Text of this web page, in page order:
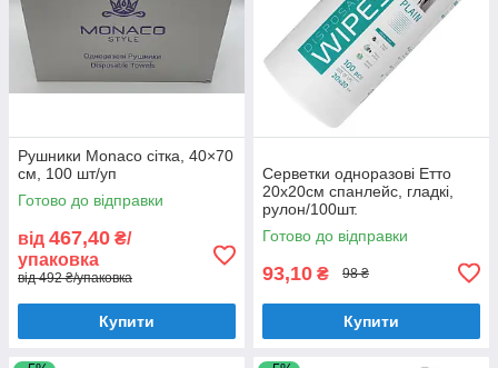
Рушники Monaco сітка, 40×70
см, 100 шт/уп
Готово до відправки
від 467,40 ₴/
упаковка
від 492 ₴/упаковка
Купити
Серветки одноразові Етто
20х20см спанлейс, гладкі,
рулон/100шт.
Готово до відправки
93,10 ₴ 98 ₴
Купити